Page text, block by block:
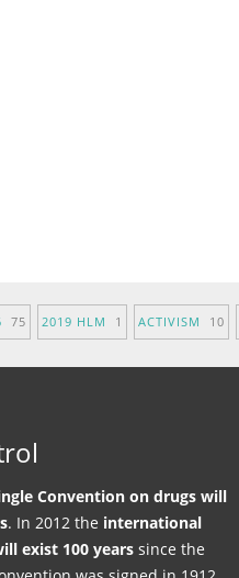
75 2019 HLM 1 ACTIVISM 10
Convention on drugs will
. In 2012 the international
exist 100 years since the